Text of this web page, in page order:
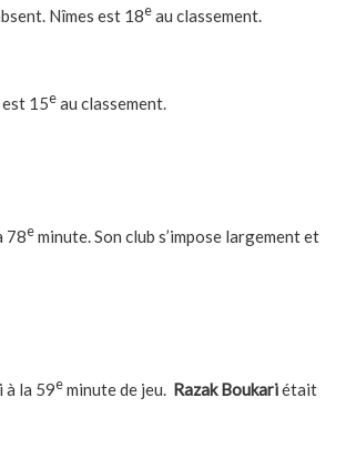
Nîmes est 18e au classement.
15e au classement.
78e minute. Son club s’impose largement et
à la 59e minute de jeu. Razak Boukariétait